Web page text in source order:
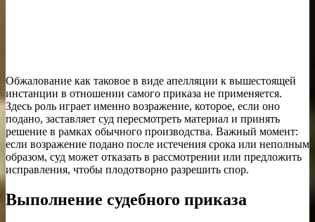
Обжалование как таковое в виде апелляции к вышестоящей
инстанции в отношении самого приказа не применяется.
Здесь роль играет именно возражение, которое, если оно
подано, заставляет суд пересмотреть материал и принять
решение в рамках обычного производства. Важный момент:
если возражение подано после истечения срока или неполным
образом, суд может отказать в рассмотрении или предложить
исправления, чтобы плодотворно разрешить спор.
Выполнение судебного приказа